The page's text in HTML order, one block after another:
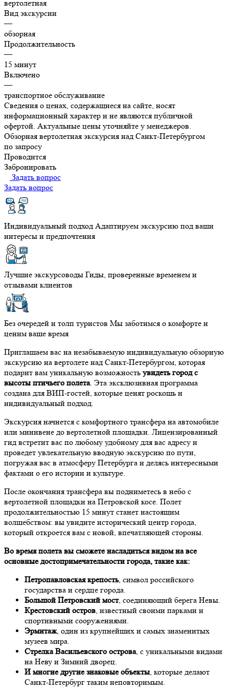
вертолетная
Вид экскурсии
—
обзорная
Продолжительность
—
15 минут
Включено
—
транспортное обслуживание
Сведения о ценах, содержащиеся на сайте, носят
информационный характер и не являются публичной
офертой. Актуальные цены уточняйте у менеджеров.
Обзорная вертолетная экскурсия над Санкт-Петербургом
по запросу
Проводится
Забронировать
Задать вопрос
Задать вопрос
Индивидуальный подход Адаптируем экскурсию под ваши
интересы и предпочтения
Лучшие экскурсоводы Гиды, проверенные временем и
отзывами клиентов
Без очередей и толп туристов Мы заботимся о комфорте и
ценим ваше время
Приглашаем вас на незабываемую индивидуальную обзорную
экскурсию на вертолете над Санкт-Петербургом, которая
подарит вам уникальную возможность увидеть город с
высоты птичьего полета. Эта эксклюзивная программа
создана для ВИП-гостей, которые ценят роскошь и
индивидуальный подход.
Экскурсия начнется с комфортного трансфера на автомобиле
или минивене до вертолетной площадки. Лицензированный
гид встретит вас по любому удобному для вас адресу и
проведет увлекательную вводную экскурсию по пути,
погружая вас в атмосферу Петербурга и делясь интересными
фактами о его истории и культуре.
После окончания трансфера вы подниметесь в небо с
вертолетной площадки на Петровской косе. Полет
продолжительностью 15 минут станет настоящим
волшебством: вы увидите исторический центр города,
который откроется вам с новой, впечатляющей стороны.
Во время полета вы сможете насладиться видом на все
основные достопримечательности города, такие как:
Петропавловская крепость, символ российского
государства и сердце города.
Большой Петровский мост, соединяющий берега Невы.
Крестовский остров, известный своими парками и
спортивными сооружениями.
Эрмитаж, один из крупнейших и самых знаменитых
музеев мира.
Стрелка Васильевского острова, с уникальными видами
на Неву и Зимний дворец.
И многие другие знаковые объекты, которые делают
Санкт-Петербург таким неповторимым.